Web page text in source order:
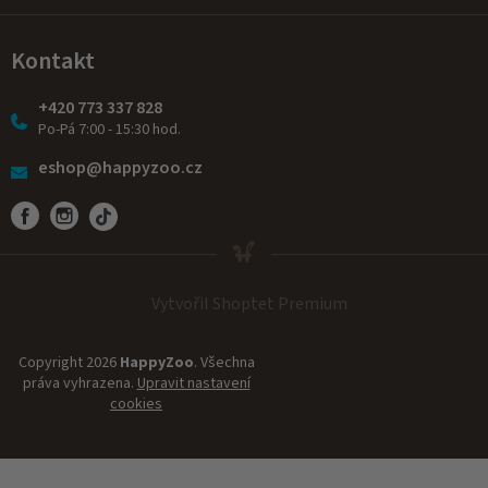
Kontakt
+420 773 337 828
Po-Pá 7:00 - 15:30 hod.
eshop@happyzoo.cz
Vytvořil Shoptet Premium
Copyright 2026 HappyZoo. Všechna
práva vyhrazena. Upravit nastavení
cookies